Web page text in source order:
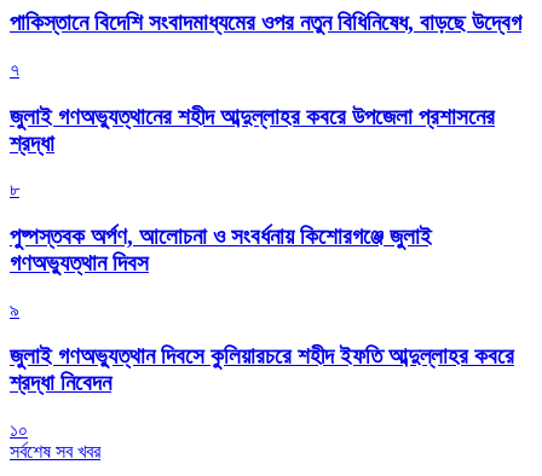
পাকিস্তানে বিদেশি সংবাদমাধ্যমের ওপর নতুন বিধিনিষেধ, বাড়ছে উদ্বেগ
৭
জুলাই গণঅভ্যুত্থানের শহীদ আব্দুল্লাহর কবরে উপজেলা প্রশাসনের
শ্রদ্ধা
৮
পুষ্পস্তবক অর্পণ, আলোচনা ও সংবর্ধনায় কিশোরগঞ্জে জুলাই
গণঅভ্যুত্থান দিবস
৯
জুলাই গণঅভ্যুত্থান দিবসে কুলিয়ারচরে শহীদ ইফতি আব্দুল্লাহর কবরে
শ্রদ্ধা নিবেদন
১০
সর্বশেষ সব খবর